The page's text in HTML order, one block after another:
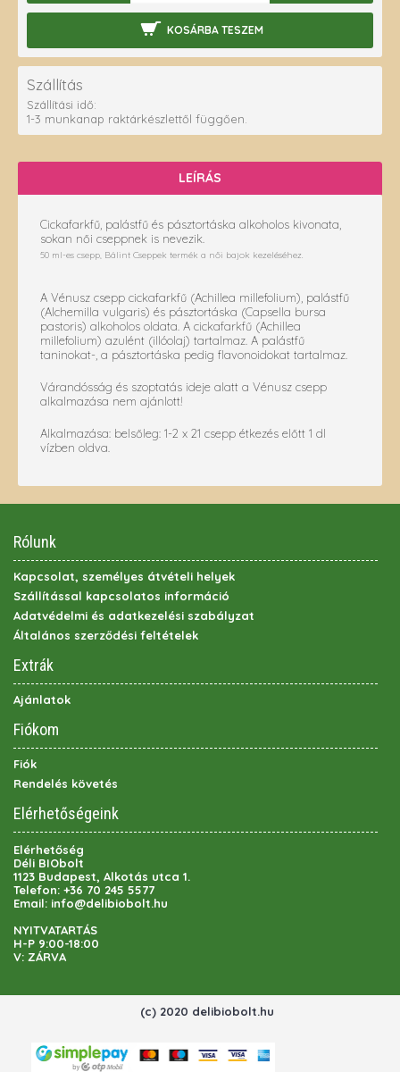
KOSÁRBA TESZEM
Szállítás
Szállítási idő:
1-3 munkanap raktárkészlettől függően.
LEÍRÁS
Cickafarkfű, palástfű és pásztortáska alkoholos kivonata,
sokan női cseppnek is nevezik.
50 ml-es csepp, Bálint Cseppek termék a női bajok kezeléséhez.
A Vénusz csepp cickafarkfű (Achillea millefolium), palástfű
(Alchemilla vulgaris) és pásztortáska (Capsella bursa
pastoris) alkoholos oldata. A cickafarkfű (Achillea
millefolium) azulént (illóolaj) tartalmaz. A palástfű
taninokat-, a pásztortáska pedig flavonoidokat tartalmaz.
Várandósság és szoptatás ideje alatt a Vénusz csepp
alkalmazása nem ajánlott!
Alkalmazása: belsőleg: 1-2 x 21 csepp étkezés előtt 1 dl
vízben oldva.
Rólunk
Kapcsolat, személyes átvételi helyek
Szállítással kapcsolatos információ
Adatvédelmi és adatkezelési szabályzat
Általános szerződési feltételek
Extrák
Ajánlatok
Fiókom
Fiók
Rendelés követés
Elérhetőségeink
Elérhetőség
Déli BIObolt
1123 Budapest, Alkotás utca 1.
Telefon: +36 70 245 5577
Email: info@delibiobolt.hu
NYITVATARTÁS
H-P 9:00-18:00
V: ZÁRVA
(c) 2020 delibiobolt.hu